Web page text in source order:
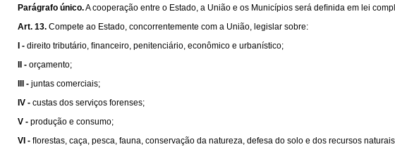
Parágrafo único.A cooperação entre o Estado, a União e os Municípios será deﬁnida em lei
Art. 13. Compete ao Estado, concorrentemente com a União, legislar sobre:
I - direito tributário, ﬁnanceiro, penitenciário, econômico e urbanístico;
II - orçamento;
III - juntas comerciais;
IV - custas dos serviços forenses;
V - produção e consumo;
VI - ﬂorestas, caça, pesca, fauna, conservação da natureza, defesa do solo e dos recursos